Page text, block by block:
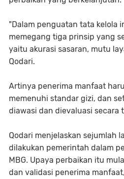
"Dalam penguatan tata kelola
memegang tiga prinsip yang
yaitu akurasi sasaran, mutu
Qodari.
Artinya penerima manfaat
memenuhi standar gizi, dan
diawasi dan dievaluasi secara
Qodari menjelaskan sejumlah
dilakukan pemerintah dalam
MBG. Upaya perbaikan itu
dan validasi penerima